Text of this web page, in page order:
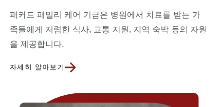
패커드 패밀리 케어 기금은 병원에서 치료를 받는 가
족들에게 저렴한 식사, 교통 지원, 지역 숙박 등의 자원
을 제공합니다.
자세히 알아보기